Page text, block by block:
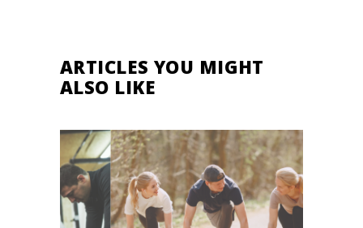
ARTICLES YOU MIGHT
ALSO LIKE